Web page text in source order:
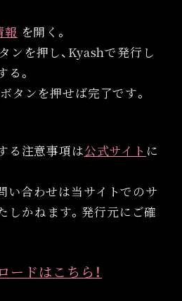
報 を開く。
ンを押し、Kyashで発行し
。
タンを押せば完了です。
る注意事項は公式サイト に
合わせは当サイトでのサ
しかねます。発行元にご確
ドはこちら！